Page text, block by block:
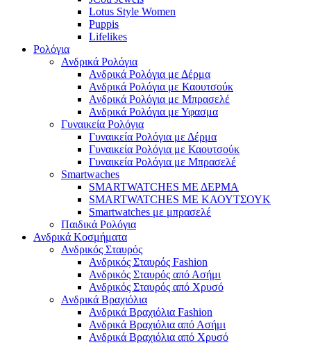
Lotus Style Women
Puppis
Lifelikes
Ρολόγια
Ανδρικά Ρολόγια
Ανδρικά Ρολόγια με Δέρμα
Ανδρικά Ρολόγια με Καουτσούκ
Ανδρικά Ρολόγια με Μπρασελέ
Ανδρικά Ρολόγια με Υφασμα
Γυναικεία Ρολόγια
Γυναικεία Ρολόγια με Δέρμα
Γυναικεία Ρολόγια με Καουτσούκ
Γυναικεία Ρολόγια με Μπρασελέ
Smartwaches
SMARTWATCHES ΜΕ ΔΕΡΜΑ
SMARTWATCHES ΜΕ ΚΑΟΥΤΣΟΥΚ
Smartwatches με μπρασελέ
Παιδικά Ρολόγια
Ανδρικά Κοσμήματα
Ανδρικός Σταυρός
Ανδρικός Σταυρός Fashion
Ανδρικός Σταυρός από Ασήμι
Ανδρικός Σταυρός από Χρυσό
Ανδρικά Βραχιόλια
Ανδρικά Βραχιόλια Fashion
Ανδρικά Βραχιόλια από Ασήμι
Ανδρικά Βραχιόλια από Χρυσό